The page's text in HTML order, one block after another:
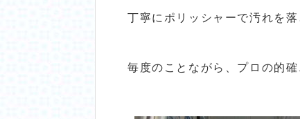
丁寧にポリッシャーで汚れを
毎度のことながら、プロの的